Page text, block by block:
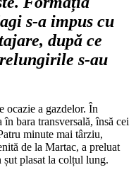
s-a impus cu
după ce
s-au
ocazie a gazdelor. În
bara transversală, însă cei
minute mai târziu,
de la Martac, a preluat
plasat la colțul lung.